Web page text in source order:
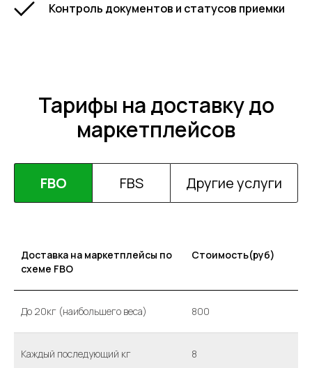
Контроль документов и статусов приемки
Тарифы на доставку до
маркетплейсов
FBO FBS Другие услуги
Доставка на маркетплейсы по
схеме FBO
Стоимость(руб)
До 20кг (наибольшего веса) 800
Каждый последующий кг 8